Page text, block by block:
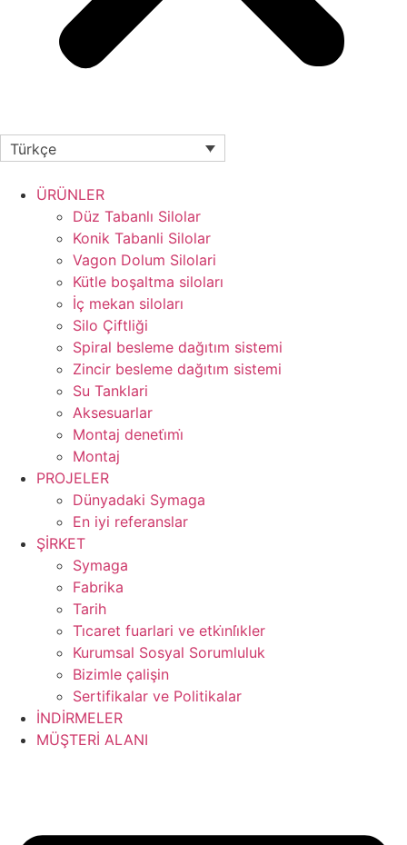
Türkçe
ÜRÜNLER
Düz Tabanlı Silolar
Konik Tabanli Silolar
Vagon Dolum Silolari
Kütle boşaltma siloları
İç mekan siloları
Silo Çiftliği
Spiral besleme dağıtım sistemi
Zincir besleme dağıtım sistemi
Su Tanklari
Aksesuarlar
Montaj deneti̇mi̇
Montaj
PROJELER
Dünyadaki Symaga
En iyi referanslar
ŞİRKET
Symaga
Fabrika
Tarih
Ti̇caret fuarlari ve etki̇nli̇kler
Kurumsal Sosyal Sorumluluk
Bizimle çalişin
Sertifikalar ve Politikalar
İNDİRMELER
MÜŞTERİ ALANI